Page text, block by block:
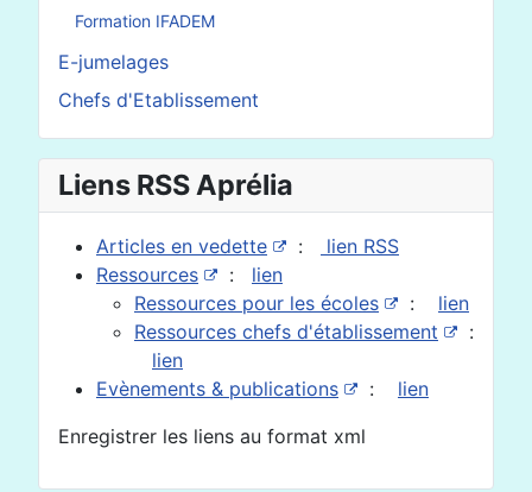
Formation IFADEM
E-jumelages
Chefs d'Etablissement
Liens RSS Aprélia
Articles en vedette :
lien RSS
Ressources
: lien
Ressources pour les écoles
: lien
Ressources chefs d'établissement
:
lien
Evènements & publications
: lien
Enregistrer les liens au format xml